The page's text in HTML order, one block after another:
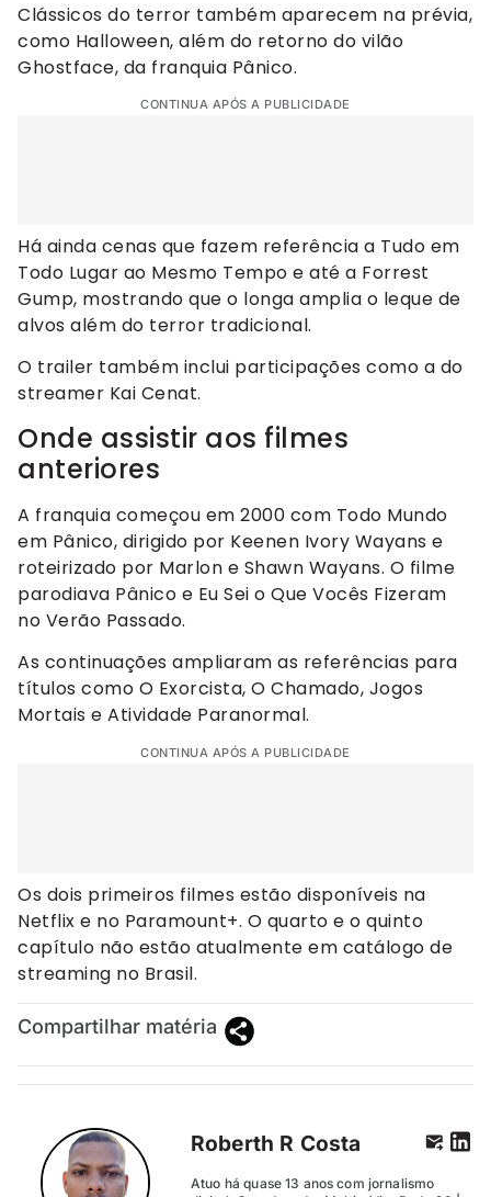
Clássicos do terror também aparecem na prévia,
como Halloween, além do retorno do vilão
Ghostface, da franquia Pânico.
CONTINUA APÓS A PUBLICIDADE
Há ainda cenas que fazem referência a Tudo em
Todo Lugar ao Mesmo Tempo e até a Forrest
Gump, mostrando que o longa amplia o leque de
alvos além do terror tradicional.
O trailer também inclui participações como a do
streamer Kai Cenat.
Onde assistir aos filmes
anteriores
A franquia começou em 2000 com Todo Mundo
em Pânico, dirigido por Keenen Ivory Wayans e
roteirizado por Marlon e Shawn Wayans. O filme
parodiava Pânico e Eu Sei o Que Vocês Fizeram
no Verão Passado.
As continuações ampliaram as referências para
títulos como O Exorcista, O Chamado, Jogos
Mortais e Atividade Paranormal.
CONTINUA APÓS A PUBLICIDADE
Os dois primeiros filmes estão disponíveis na
Netflix e no Paramount+. O quarto e o quinto
capítulo não estão atualmente em catálogo de
streaming no Brasil.
Compartilhar matéria
Roberth R Costa
Atuo há quase 13 anos com jornalismo